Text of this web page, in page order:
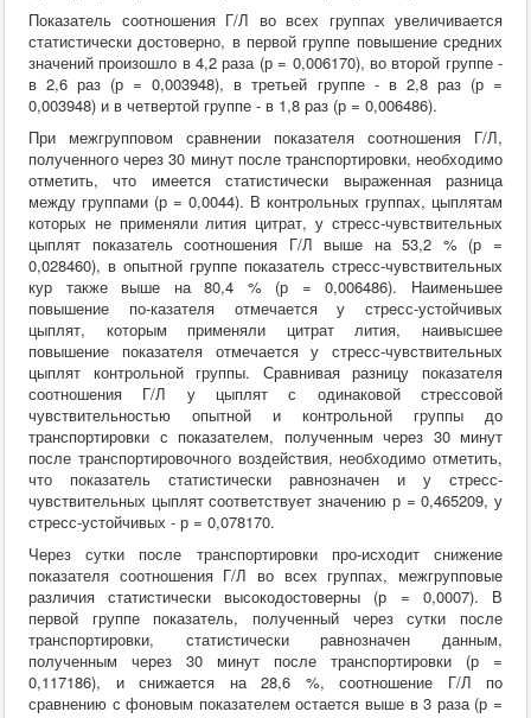
Показатель соотношения Г/Л во всех группах увеличивается
статистически достоверно, в первой группе повышение средних
значений произошло в 4,2 раза (р = 0,006170), во второй группе -
в 2,6 раз (р = 0,003948), в третьей группе - в 2,8 раз (р =
0,003948) и в четвертой группе - в 1,8 раз (р = 0,006486).
При межгрупповом сравнении показателя соотношения Г/Л,
полученного через 30 минут после транспортировки, необходимо
отметить, что имеется статистически выраженная разница
между группами (р = 0,0044). В контрольных группах, цыплятам
которых не применяли лития цитрат, у стресс-чувствительных
цыплят показатель соотношения Г/Л выше на 53,2 % (р =
0,028460), в опытной группе показатель стресс-чувствительных
кур также выше на 80,4 % (р = 0,006486). Наименьшее
повышение по-казателя отмечается у стресс-устойчивых
цыплят, которым применяли цитрат лития, наивысшее
повышение показателя отмечается у стресс-чувствительных
цыплят контрольной группы. Сравнивая разницу показателя
соотношения Г/Л у цыплят с одинаковой стрессовой
чувствительностью опытной и контрольной группы до
транспортировки с показателем, полученным через 30 минут
после транспортировочного воздействия, необходимо отметить,
что показатель статистически равнозначен и у стресс-
чувствительных цыплят соответствует значению р = 0,465209, у
стресс-устойчивых - р = 0,078170.
Через сутки после транспортировки про-исходит снижение
показателя соотношения Г/Л во всех группах, межгрупповые
различия статистически высокодостоверны (р = 0,0007). В
первой группе показатель, полученный через сутки после
транспортировки, статистически равнозначен данным,
полученным через 30 минут после транспортировки (р =
0,117186), и снижается на 28,6 %, соотношение Г/Л по
сравнению с фоновым показателем остается выше в 3 раза (р =